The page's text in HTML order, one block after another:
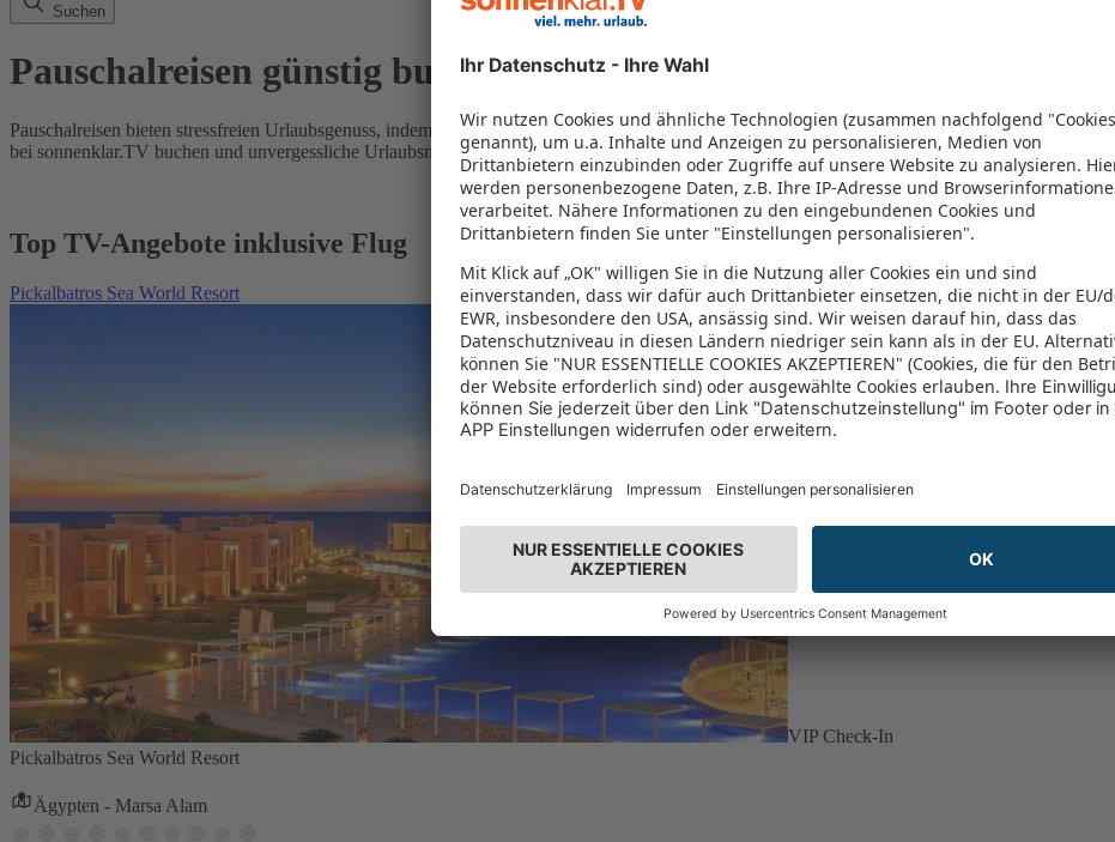
Suchen
Pauschalreisen günstig buchen
Pauschalreisen bieten stressfreien Urlaubsgenuss, indem Flug und Hotel in einem Paket kombiniert werden – das spart Zeit und Geld. Nutzen
bei sonnenklar.TV buchen und unvergessliche Urlaubsmomente erleben!
Top TV-Angebote inklusive Flug
Pickalbatros Sea World Resort
VIP Check-In
Pickalbatros Sea World Resort
Ägypten - Marsa Alam